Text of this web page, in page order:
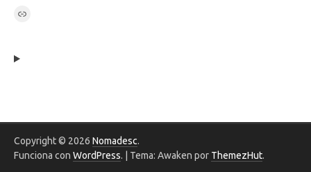
Link
Copyright © 2026 Nomadesc.
Funciona con WordPress. Tema: Awaken por ThemezHut.